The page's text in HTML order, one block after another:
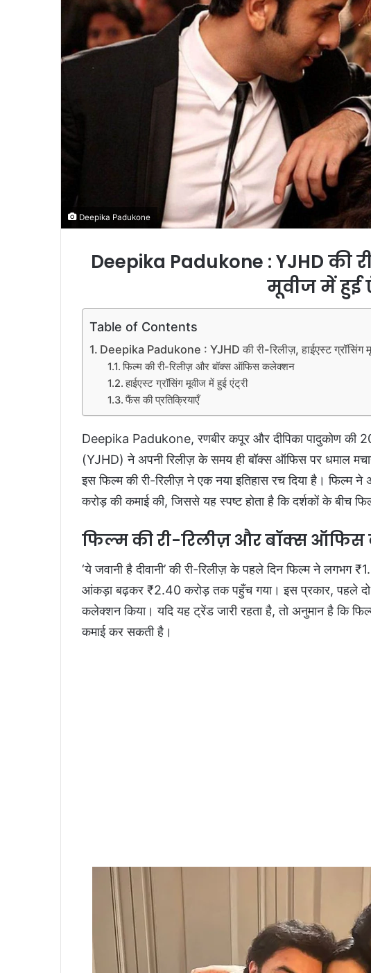
m
Deepika Padukone
Deepika Padukone : YJHD की
मूवीज में हुई
Table of Contents
Deepika Padukone : YJHD की री-रिलीज़, हाईएस्ट ग्रॉसिंग
फिल्म की री-रिलीज़ और बॉक्स ऑफिस कलेक्शन
हाईएस्ट ग्रॉसिंग मूवीज में हुई एंट्री
फैंस की प्रतिक्रियाएँ
Deepika Padukone, रणबीर कपूर और दीपिका पादुकोण की
(YJHD) ने अपनी रिलीज़ के समय ही बॉक्स ऑफिस पर धमाल
इस फिल्म की री-रिलीज़ ने एक नया इतिहास रच दिया है। फिल्म
करोड़ की कमाई की, जिससे यह स्पष्ट होता है कि दर्शकों के बीच
फिल्म की री-रिलीज़ और बॉक्स
‘ये जवानी है दीवानी’ की री-रिलीज़ के पहले दिन फिल्म ने लगभग
आंकड़ा बढ़कर ₹2.40 करोड़ तक पहुँच गया। इस प्रकार, पहले
कलेक्शन किया। यदि यह ट्रेंड जारी रहता है, तो अनुमान है कि
कमाई कर सकती है।